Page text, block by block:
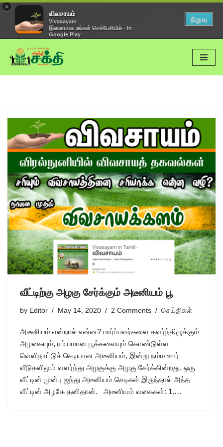
×
விவசாயம்
Vivasayam
இலவசமாக உங்கள் செல்பேசியில் - In
Google Play
நிறுவு
Skip
to
வீட்டிற்கு அழகு சேர்க்கும் அடீனியம் பூ
by Editor May 14, 2020 2 Comments செய்திகள்
அடீனியம் என்றால் என்ன? பார்ப்பவர்களை கவர்ந்திழுக்கும்
அழகையும், ரம்யமான பூக்களையும் கொண்டுள்ள
வெளிநாட்டுச் செடியான அடீனியம், இன்று நம்ம ஊர்
வீடுகளிலும் வளர்ந்து அழகுக்கு அழகு சேர்க்கின்றது. ஒரு
வீட்டின் முன்பு ஜந்து அடீனியம் செடிகள் இருந்தால் அந்த
வீட்டின் அழகே தனிதான். அடீனியம் வகைகள்: 1.…